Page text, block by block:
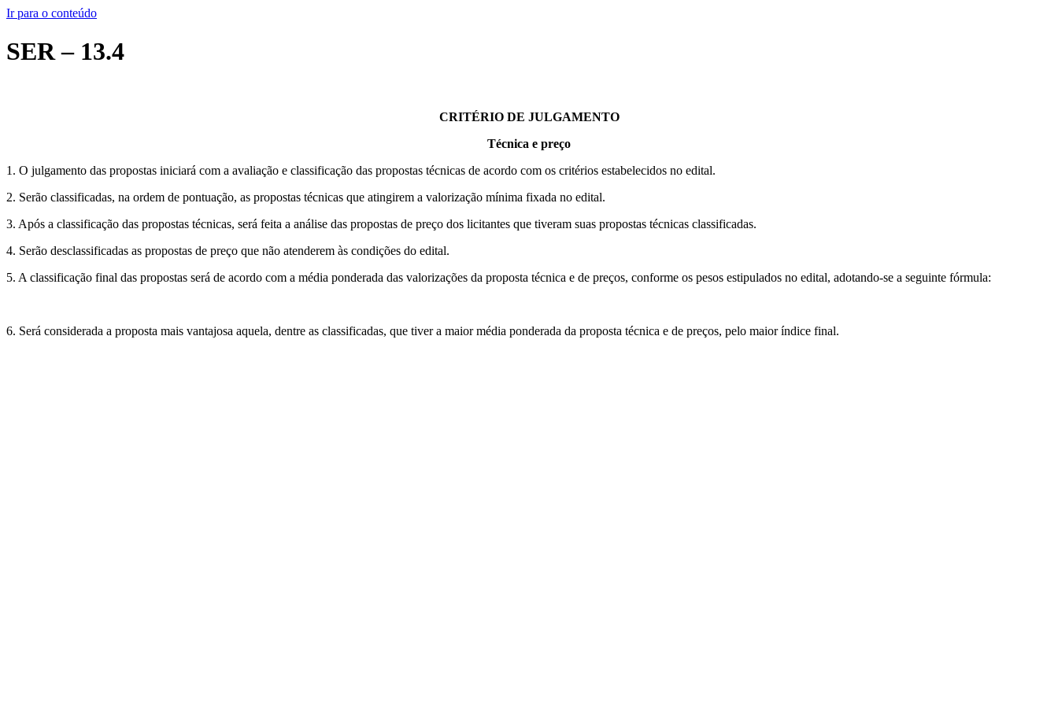
Ir para o conteúdo
SER – 13.4
CRITÉRIO DE JULGAMENTO
Técnica e preço
1. O julgamento das propostas iniciará com a avaliação e classificação das propostas técnicas de acordo com os critérios estabelecidos no edital.
2. Serão classificadas, na ordem de pontuação, as propostas técnicas que atingirem a valorização mínima fixada no edital.
3. Após a classificação das propostas técnicas, será feita a análise das propostas de preço dos licitantes que tiveram suas propostas técnicas classificadas.
4. Serão desclassificadas as propostas de preço que não atenderem às condições do edital.
5. A classificação final das propostas será de acordo com a média ponderada das valorizações da proposta técnica e de preços, conforme os pesos estipulados no edital, adotando-se a seguinte fórmula:
6. Será considerada a proposta mais vantajosa aquela, dentre as classificadas, que tiver a maior média ponderada da proposta técnica e de preços, pelo maior índice final.